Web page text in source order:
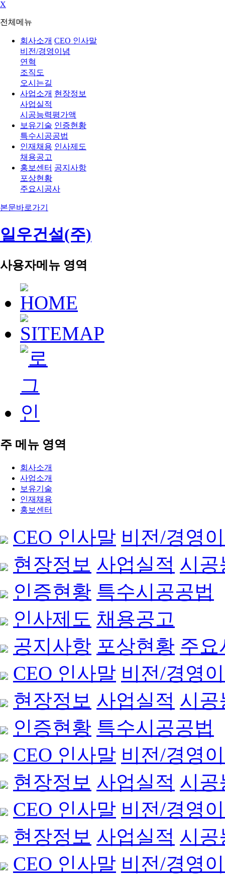
X
전체메뉴
회사소개 CEO 인사말
비전/경영이념
연혁
조직도
오시는길
사업소개 현장정보
사업실적
시공능력평가액
보유기술 인증현황
특수시공공법
인재채용 인사제도
채용공고
홍보센터 공지사항
포상현황
주요시공사
본문바로가기
일우건설(주)
사용자메뉴 영역
주 메뉴 영역
회사소개
사업소개
보유기술
인재채용
홍보센터
CEO 인사말 비전/경영
현장정보 사업실적 시공
인증현황 특수시공공법
인사제도 채용공고
공지사항 포상현황 주요
CEO 인사말 비전/경영
현장정보 사업실적 시공
인증현황 특수시공공법
CEO 인사말 비전/경영
현장정보 사업실적 시공
CEO 인사말 비전/경영
현장정보 사업실적 시공
CEO 인사말 비전/경영